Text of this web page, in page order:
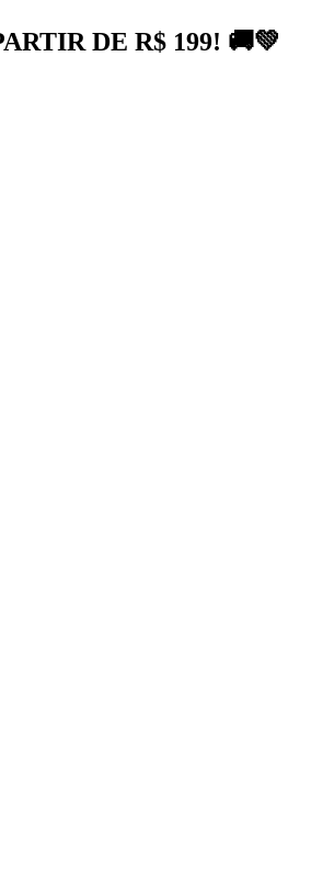
DE R$ 199! 🚚💚